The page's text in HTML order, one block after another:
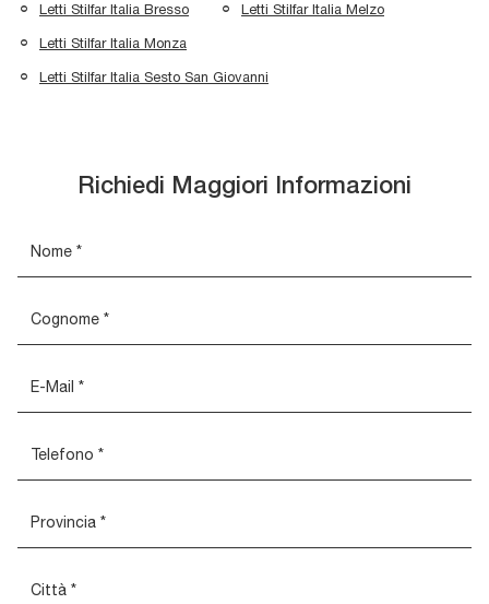
Letti Stilfar Italia Bresso Letti Stilfar Italia Melzo
Letti Stilfar Italia Monza
Letti Stilfar Italia Sesto San Giovanni
Richiedi Maggiori Informazioni